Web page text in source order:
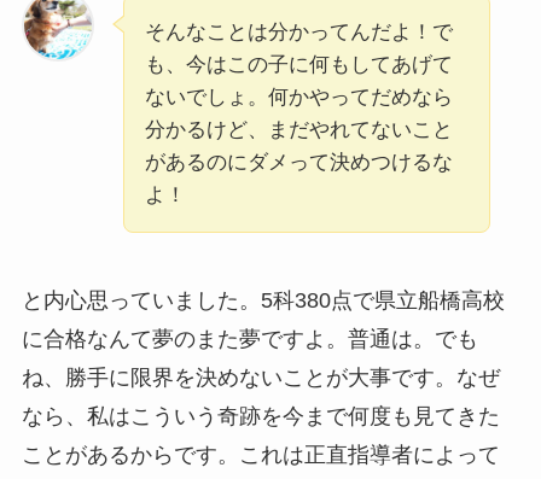
そんなことは分かってんだよ！で
も、今はこの子に何もしてあげて
ないでしょ。何かやってだめなら
分かるけど、まだやれてないこと
があるのにダメって決めつけるな
よ！
と内心思っていました。5科380点で県立船橋高校
に合格なんて夢のまた夢ですよ。普通は。でも
ね、勝手に限界を決めないことが大事です。なぜ
なら、私はこういう奇跡を今まで何度も見てきた
ことがあるからです。これは正直指導者によって